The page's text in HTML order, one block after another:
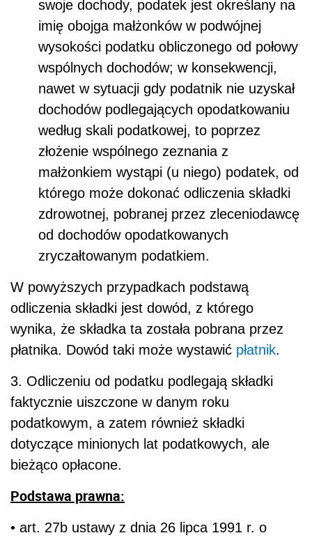
swoje dochody, podatek jest określany na
imię obojga małżonków w podwójnej
wysokości podatku obliczonego od połowy
wspólnych dochodów; w konsekwencji,
nawet w sytuacji gdy podatnik nie uzyskał
dochodów podlegających opodatkowaniu
według skali podatkowej, to poprzez
złożenie wspólnego zeznania z
małżonkiem wystąpi (u niego) podatek, od
którego może dokonać odliczenia składki
zdrowotnej, pobranej przez zleceniodawcę
od dochodów opodatkowanych
zryczałtowanym podatkiem.
W powyższych przypadkach podstawą
odliczenia składki jest dowód, z którego
wynika, że składka ta została pobrana przez
płatnika. Dowód taki może wystawić płatnik.
3. Odliczeniu od podatku podlegają składki
faktycznie uiszczone w danym roku
podatkowym, a zatem również składki
dotyczące minionych lat podatkowych, ale
bieżąco opłacone.
Podstawa prawna:
• art. 27b ustawy z dnia 26 lipca 1991 r. o